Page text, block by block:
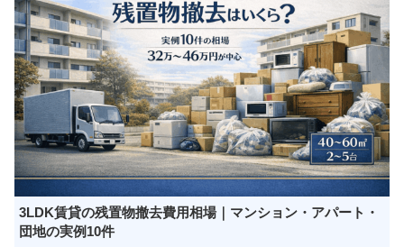
3LDK賃貸の残置物撤去費用相場｜マンション・アパート・
団地の実例10件